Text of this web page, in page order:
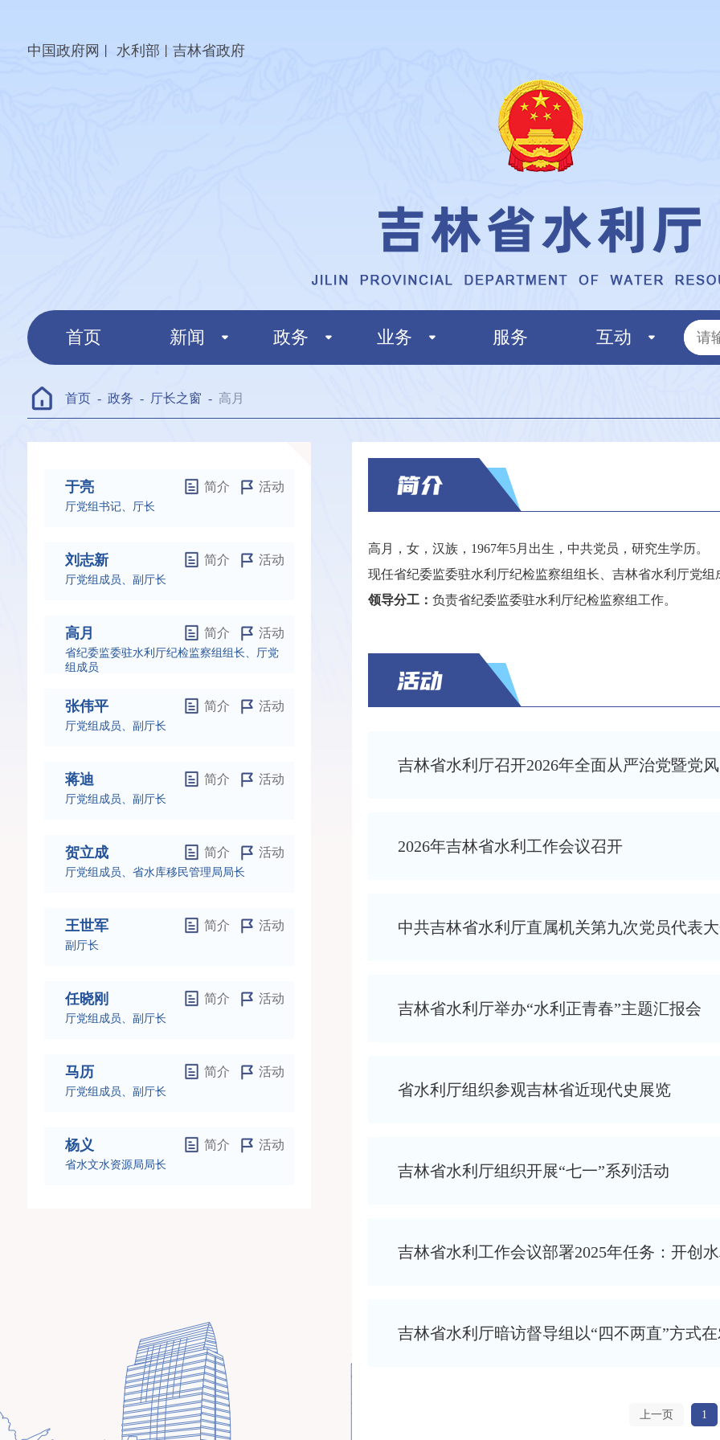
中国政府网 水利部 吉林省政府
首页 新闻 政务 业务 服务 互动
首页 - 政务 - 厅长之窗 - 高月
于亮 简介 活动
厅党组书记、厅长
刘志新 简介 活动
厅党组成员、副厅长
高月 简介 活动
省纪委监委驻水利厅纪检监察组组长、厅党
组成员
张伟平 简介 活动
厅党组成员、副厅长
蒋迪 简介 活动
厅党组成员、副厅长
贺立成 简介 活动
厅党组成员、省水库移民管理局局长
王世军 简介 活动
副厅长
任晓刚 简介 活动
厅党组成员、副厅长
马历 简介 活动
厅党组成员、副厅长
杨义 简介 活动
省水文水资源局局长
高月，女， 汉族， 1967年5月出生，中共党员，研究生学历。
现任省纪委监委驻水利厅纪检监察组组长、吉林省水利厅党组
领导分工： 负责省纪委监委驻水利厅纪检监察组工作。
吉林省水利厅召开2026年全面从严治党暨党
2026年吉林省水利工作会议召开
中共吉林省水利厅直属机关第九次党员代表
吉林省水利厅举办“水利正青春”主题汇报会
省水利厅组织参观吉林省近现代史展览
吉林省水利厅组织开展“七一”系列活动
吉林省水利工作会议部署2025年任务：开创
吉林省水利厅暗访督导组以“四不两直”方式
上一页 1